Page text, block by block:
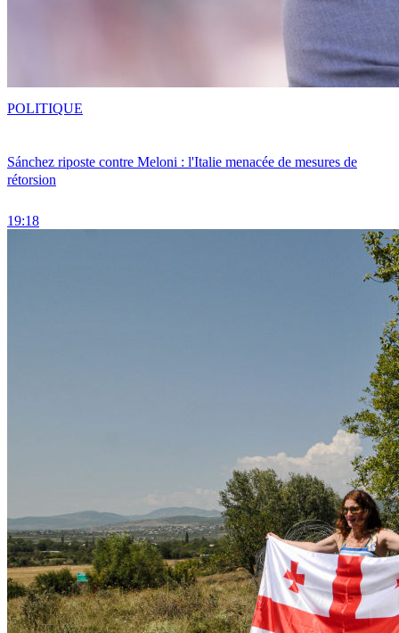
Sánchez riposte contre Meloni : l'Italie menacée de mesures de
rétorsion
19:18
POLITIQUE